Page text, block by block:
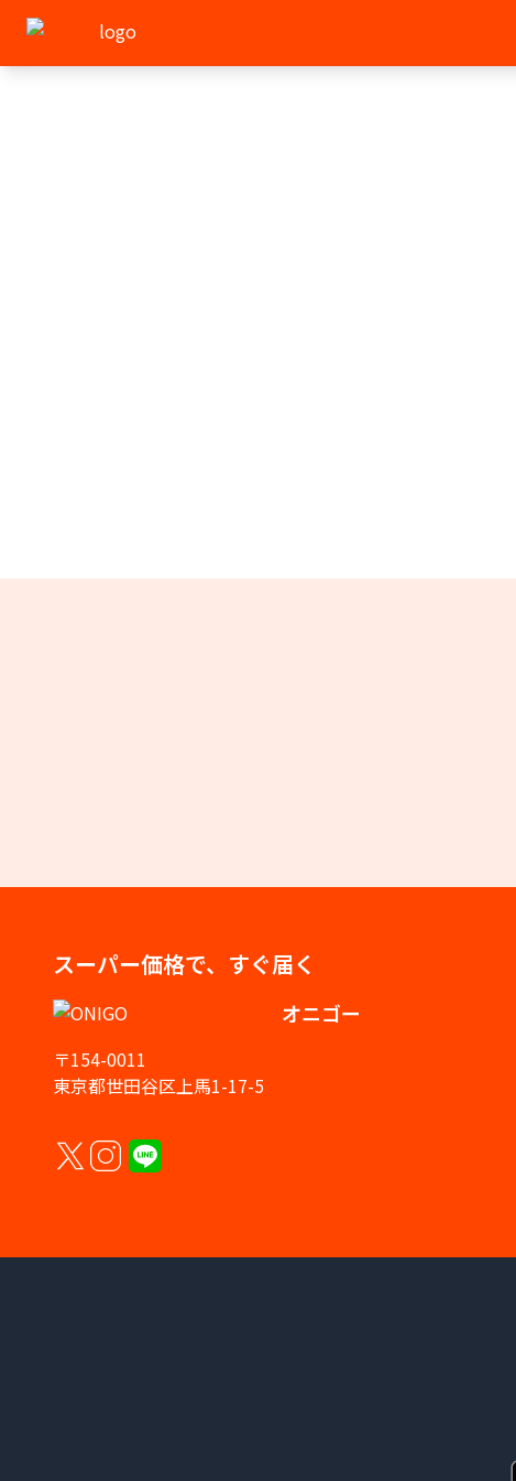
スーパー価格で、すぐ届く
オニゴー
〒154-0011
東京都世田谷区上馬1-17-5